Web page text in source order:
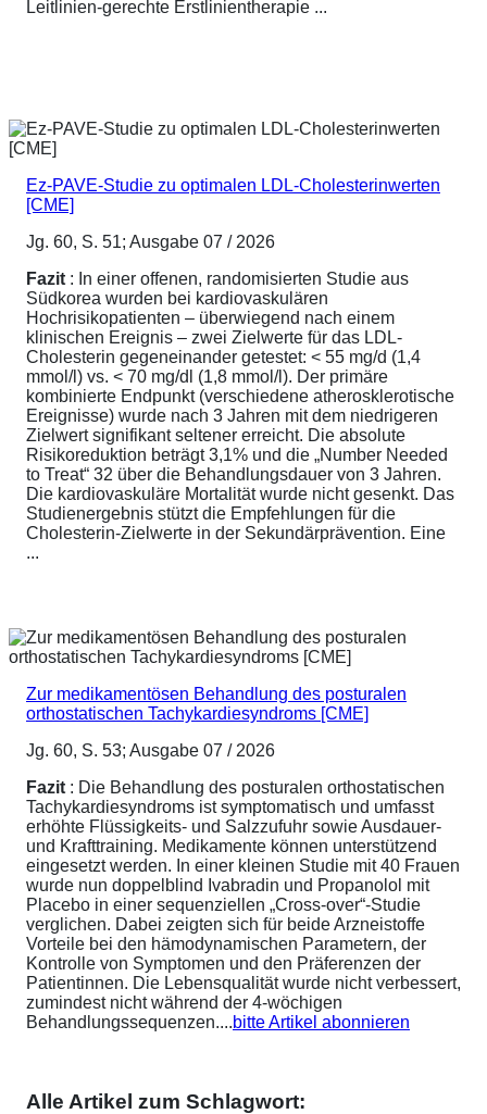
Leitlinien-gerechte Erstlinientherapie ...
Ez-PAVE-Studie zu optimalen LDL-Cholesterinwerten
[CME]
Jg. 60, S. 51; Ausgabe 07 / 2026
Fazit : In einer offenen, randomisierten Studie aus
Südkorea wurden bei kardiovaskulären
Hochrisikopatienten – überwiegend nach einem
klinischen Ereignis – zwei Zielwerte für das LDL-
Cholesterin gegeneinander getestet: < 55 mg/d (1,4
mmol/l) vs. < 70 mg/dl (1,8 mmol/l). Der primäre
kombinierte Endpunkt (verschiedene atherosklerotische
Ereignisse) wurde nach 3 Jahren mit dem niedrigeren
Zielwert signifikant seltener erreicht. Die absolute
Risikoreduktion beträgt 3,1% und die „Number Needed
to Treat“ 32 über die Behandlungsdauer von 3 Jahren.
Die kardiovaskuläre Mortalität wurde nicht gesenkt. Das
Studienergebnis stützt die Empfehlungen für die
Cholesterin-Zielwerte in der Sekundärprävention. Eine
...
Zur medikamentösen Behandlung des posturalen
orthostatischen Tachykardiesyndroms [CME]
Jg. 60, S. 53; Ausgabe 07 / 2026
Fazit : Die Behandlung des posturalen orthostatischen
Tachykardiesyndroms ist symptomatisch und umfasst
erhöhte Flüssigkeits- und Salzzufuhr sowie Ausdauer-
und Krafttraining. Medikamente können unterstützend
eingesetzt werden. In einer kleinen Studie mit 40 Frauen
wurde nun doppelblind Ivabradin und Propanolol mit
Placebo in einer sequenziellen „Cross-over“-Studie
verglichen. Dabei zeigten sich für beide Arzneistoffe
Vorteile bei den hämodynamischen Parametern, der
Kontrolle von Symptomen und den Präferenzen der
Patientinnen. Die Lebensqualität wurde nicht verbessert,
zumindest nicht während der 4-wöchigen
Behandlungssequenzen....bitte Artikel abonnieren
Alle Artikel zum Schlagwort: